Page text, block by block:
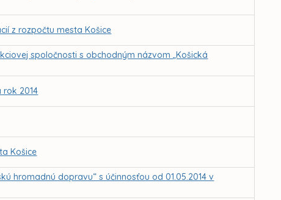
z rozpočtu mesta Košice
spoločnosti s obchodným názvom „Košická
rok 2014
Košice
hromadnú dopravu“ s účinnosťou od 01.05.2014 v